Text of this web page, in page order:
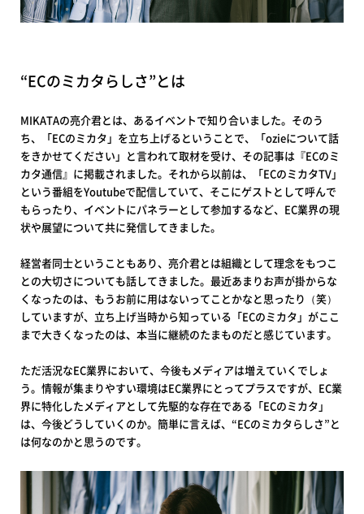
“ECのミカタらしさ”とは
MIKATAの亮介君とは、あるイベントで知り合いました。そのう
ち、「ECのミカタ」を立ち上げるということで、「ozieについて話
をきかせてください」と言われて取材を受け、その記事は『ECのミ
カタ通信』に掲載されました。それから以前は、「ECのミカタTV」
という番組をYoutubeで配信していて、そこにゲストとして呼んで
もらったり、イベントにパネラーとして参加するなど、EC業界の現
状や展望について共に発信してきました。
経営者同士ということもあり、亮介君とは組織として理念をもつこ
との大切さについても話してきました。最近あまりお声が掛からな
くなったのは、もうお前に用はないってことかなと思ったり（笑）
していますが、立ち上げ当時から知っている「ECのミカタ」がここ
まで大きくなったのは、本当に継続のたまものだと感じています。
ただ活況なEC業界において、今後もメディアは増えていくでしょ
う。情報が集まりやすい環境はEC業界にとってプラスですが、EC業
界に特化したメディアとして先駆的な存在である「ECのミカタ」
は、今後どうしていくのか。簡単に言えば、“ECのミカタらしさ”と
は何なのかと思うのです。